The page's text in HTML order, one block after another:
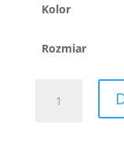
Kolor
Rozmiar